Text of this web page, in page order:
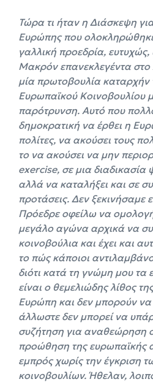
Τώρα τι ήταν η Διάσκεψη
Ευρώπης που
γαλλική προεδρία,
Μακρόν επανεκλεγέντα
μία πρωτοβουλία καταρχήν
Ευρωπαϊκού Κοινοβουλίου
παρότρυνση. Αυτό που
δημοκρατική να έρθει η
πολίτες, να ακούσει τους
το να ακούσει να μην
exercise, σε μια διαδικασία
αλλά να καταλήξει και σε
προτάσεις. Δεν ξεκινήσαμε
Πρόεδρε οφείλω να
μεγάλο αγώνα αρχικά να
κοινοβούλια και έχει και
το πώς κάποιοι
διότι κατά τη γνώμη μου τα
είναι ο θεμελιώδης λίθος
Ευρώπη και δεν μπορούν
άλλωστε δεν μπορεί να
συζήτηση για αναθεώρηση
προώθηση της ευρωπαϊκής
εμπρός χωρίς την έγκριση
κοινοβουλίων. Ήθελαν,